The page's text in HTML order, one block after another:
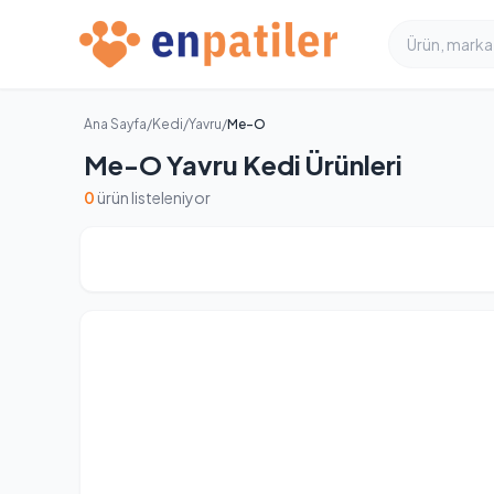
Ana Sayfa/Kedi/Yavru/Me-O
Me-O Yavru Kedi Ürünleri
0 ürün listeleniyor